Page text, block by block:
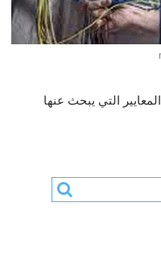
التي يبحث عنها